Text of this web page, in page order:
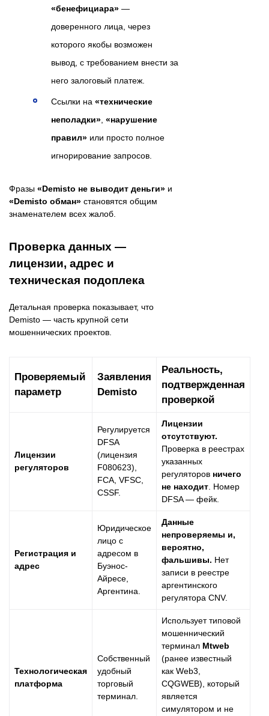
«бенефициара» —
доверенного лица, через
которого якобы возможен
вывод, с требованием внести за
него залоговый платеж.
Ссылки на «технические
неполадки», «нарушение
правил» или просто полное
игнорирование запросов.
Фразы «Demisto не выводит деньги» и
«Demisto обман» становятся общим
знаменателем всех жалоб.
Проверка данных —
лицензии, адрес и
техническая подоплека
Детальная проверка показывает, что
Demisto — часть крупной сети
мошеннических проектов.
Проверяемый
параметр
Заявления
Demisto
Реальность,
подтвержденная
проверкой
Лицензии
регуляторов
Регулируется
DFSA
(лицензия
F080623),
FCA, VFSC,
CSSF.
Лицензии
отсутствуют.
Проверка в реестрах
указанных
регуляторов ничего
не находит. Номер
DFSA — фейк.
Регистрация и
адрес
Юридическое
лицо с
адресом в
Буэнос-
Айресе,
Аргентина.
Данные
непроверяемы и,
вероятно,
фальшивы. Нет
записи в реестре
аргентинского
регулятора CNV.
Технологическая
платформа
Собственный
удобный
торговый
терминал.
Использует типовой
мошеннический
терминал Mtweb
(ранее известный
как Web3,
CQGWEB), который
является
симулятором и не